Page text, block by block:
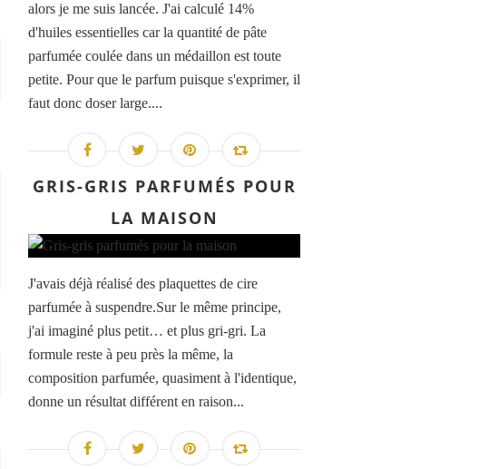
alors je me suis lancée. J'ai calculé 14%
d'huiles essentielles car la quantité de pâte
parfumée coulée dans un médaillon est toute
petite. Pour que le parfum puisque s'exprimer, il
faut donc doser large....
GRIS-GRIS PARFUMÉS POUR
LA MAISON
J'avais déjà réalisé des plaquettes de cire
parfumée à suspendre.Sur le même principe,
j'ai imaginé plus petit… et plus gri-gri. La
formule reste à peu près la même, la
composition parfumée, quasiment à l'identique,
donne un résultat différent en raison...